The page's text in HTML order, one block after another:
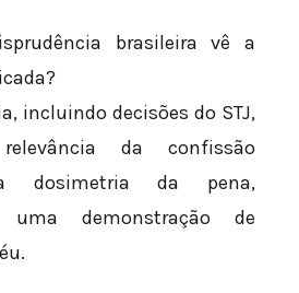
brasileira vê a
incluindo decisões do STJ,
da confissão
dosimetria da pena,
uma demonstração de